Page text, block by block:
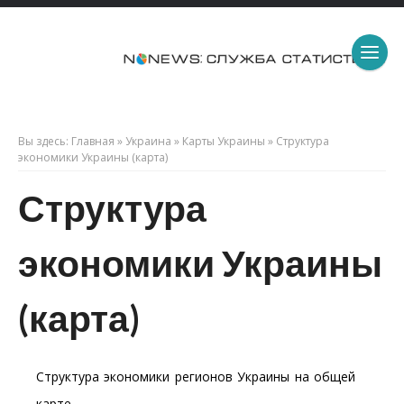
Вы здесь: Главная » Украина » Карты Украины » Структура
экономики Украины (карта)
Структура
экономики Украины
(карта)
Структура экономики регионов Украины на общей